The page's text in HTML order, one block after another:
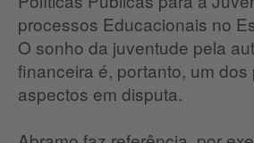
processos Educacionais no
O sonho da juventude pela
financeira é, portanto, um dos
aspectos em disputa.